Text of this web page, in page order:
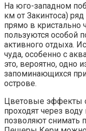
На юго-западном
км от Закинтоса)
прямо в кристально
пользуются особой
активного отдыха.
чуда, особенно с
это, вероятно, одно
запоминающихся
острове.
Цветовые эффекты
проходят через
позволяют снимать